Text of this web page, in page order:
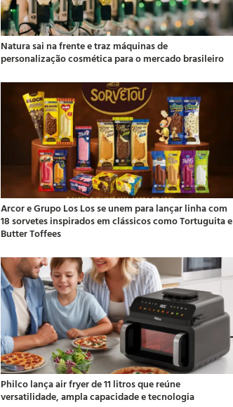
Natura sai na frente e traz máquinas de
personalização cosmética para o mercado brasileiro
Arcor e Grupo Los Los se unem para lançar linha com
18 sorvetes inspirados em clássicos como Tortuguita e
Butter Toffees
Philco lança air fryer de 11 litros que reúne
versatilidade, ampla capacidade e tecnologia